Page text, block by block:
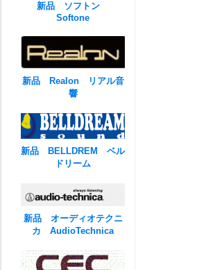
新品 ソフトン
Softone
新品 Realon リアル音
響
新品 BELLDREM ベル
ドリーム
新品 オーディオテクニ
カ AudioTechnica